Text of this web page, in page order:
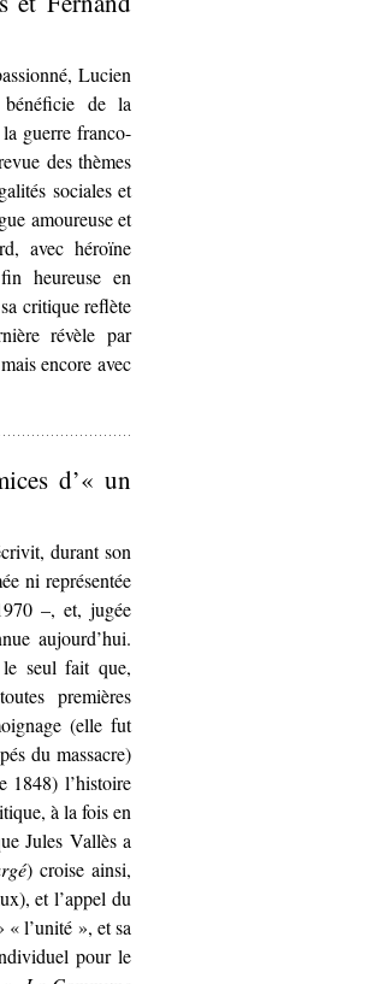
Lucien
bénéficie de la
guerre franco-
des thèmes
sociales et
amoureuse et
avec héroïne
heureuse en
critique reflète
révèle par
encore avec
d’« un
durant son
ni représentée
–, et, jugée
aujourd’hui.
seul fait que,
premières
(elle fut
du massacre)
1848) l’histoire
à la fois en
Jules Vallès a
) croise ainsi,
et l’appel du
l’unité », et sa
pour le